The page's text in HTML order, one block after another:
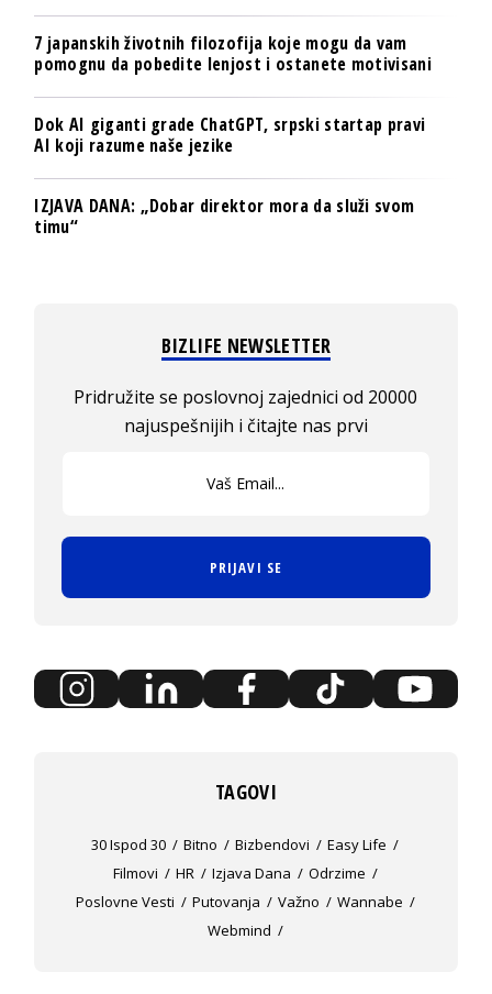
7 japanskih životnih filozofija koje mogu da vam
pomognu da pobedite lenjost i ostanete motivisani
Dok AI giganti grade ChatGPT, srpski startap pravi
AI koji razume naše jezike
IZJAVA DANA: „Dobar direktor mora da služi svom
timu“
BIZLIFE NEWSLETTER
Pridružite se poslovnoj zajednici od 20000
najuspešnijih i čitajte nas prvi
PRIJAVI SE
TAGOVI
30 Ispod 30 Bitno Bizbendovi
Easy Life
Filmovi
HR Izjava Dana
Odrzime
Poslovne Vesti
Putovanja Važno
Wannabe
Webmind